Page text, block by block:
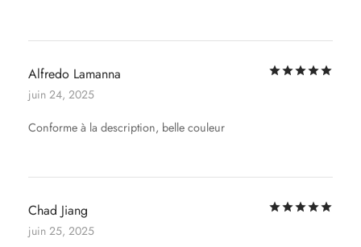
Alfredo Lamanna
juin 24, 2025
Conforme à la description, belle couleur
Chad Jiang
juin 25, 2025